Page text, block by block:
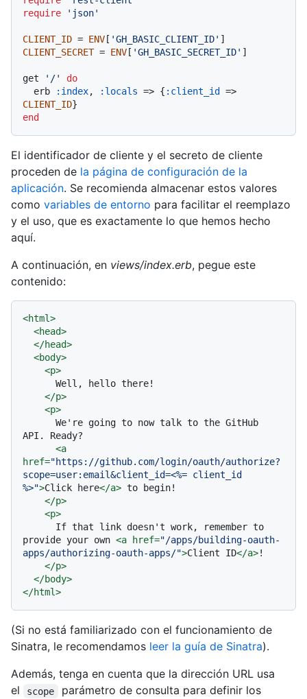
require
'json'
CLIENT_ID = ENV [ 'GH_BASIC_CLIENT_ID'
CLIENT_SECRET = ENV [ 'GH_BASIC_SECRET_ID' ]
get '/'
do
  erb
:index, :locals => { :client_id
CLIENT_ID
end
El identificador de cliente y el secreto de cliente
proceden de la página de configuración de la
aplicación. Se recomienda almacenar estos valores
como variables de entorno para facilitar el reemplazo
y el uso, que es exactamente lo que hemos hecho
aquí.
A continuación, en views/index.erb, pegue este
contenido:
<html>
<head>
</head>
<body>
<p>
</p>
<p>
API. Ready?
<a
href="https://github.com/login/oauth/authorize?
scope=user:email&client_id=<%= client_id
%>">Click here</a> to begin!
</p>
<p>
provide your own <a href="/apps/building-oauth-
apps/authorizing-oauth-apps/">Client ID</a>!
</p>
</body>
</html>
(Si no está familiarizado con el funcionamiento de
Sinatra, le recomendamos leer la guía de Sinatra).
Además, tenga en cuenta que la dirección URL usa
el
scope
parámetro de consulta para definir los